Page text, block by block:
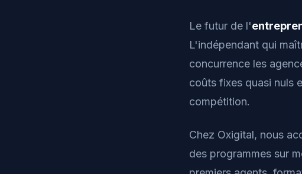
Le futur de l'
L'indépendant qui
concurrence les
coûts fixes quasi nuls
compétition.
Chez Oxigital, nous
des programmes sur